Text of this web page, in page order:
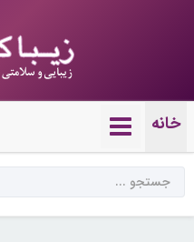
خانه